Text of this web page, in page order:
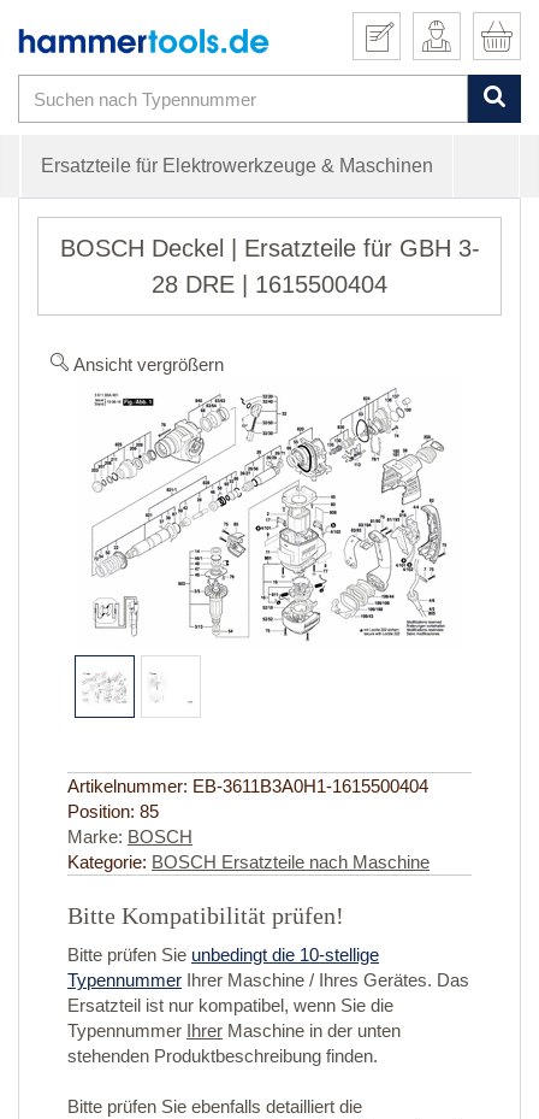
Ersatzteile für Elektrowerkzeuge & Maschinen
BOSCH Deckel | Ersatzteile für GBH 3-
28 DRE | 1615500404
Ansicht vergrößern
Artikelnummer: EB-3611B3A0H1-1615500404
Position: 85
Marke: BOSCH
Kategorie: BOSCH Ersatzteile nach Maschine
Bitte Kompatibilität prüfen!
Bitte prüfen Sie unbedingt die 10-stellige
Typennummer Ihrer Maschine / Ihres Gerätes. Das
Ersatzteil ist nur kompatibel, wenn Sie die
Typennummer Ihrer Maschine in der unten
stehenden Produktbeschreibung finden.
Bitte prüfen Sie ebenfalls detailliert die